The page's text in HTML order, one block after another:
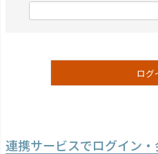
須)
ログ
連携サービスでログイン・